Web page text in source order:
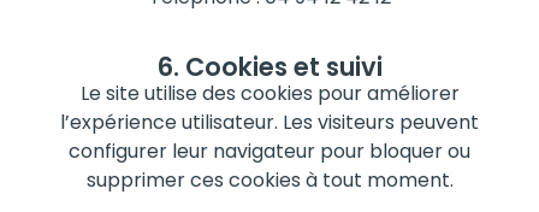
6. Cookies et suivi
Le site utilise des cookies pour améliorer
l’expérience utilisateur. Les visiteurs peuvent
configurer leur navigateur pour bloquer ou
supprimer ces cookies à tout moment.